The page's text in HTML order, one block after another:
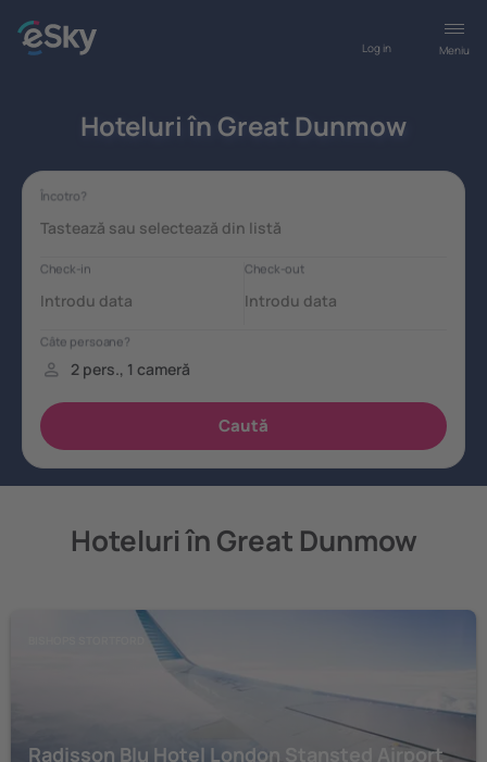
Meniu
Log in
Hoteluri în Great Dunmow
Hoteluri în Great Dunmow
Radisson Blu Hotel London Stansted Airport